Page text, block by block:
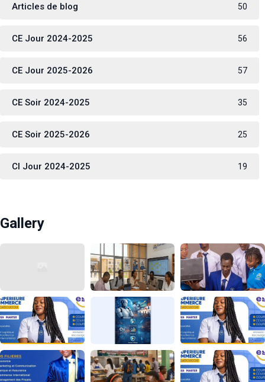
Articles de blog 50
CE Jour 2024-2025 56
CE Jour 2025-2026 57
CE Soir 2024-2025 35
CE Soir 2025-2026 25
CI Jour 2024-2025 19
Gallery